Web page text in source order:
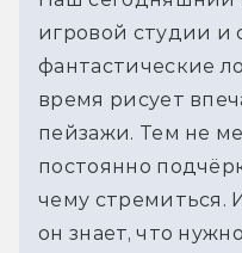
игровой студии и
фантастические
время рисует
пейзажи. Тем не
постоянно
чему стремиться.
он знает, что